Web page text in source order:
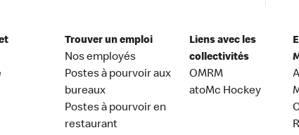
Trouver un emploi
Nos employés
Postes à pourvoir aux
bureaux
Postes à pourvoir en
restaurant
Liens avec les
collectivités
OMRM
atoMc Hockey